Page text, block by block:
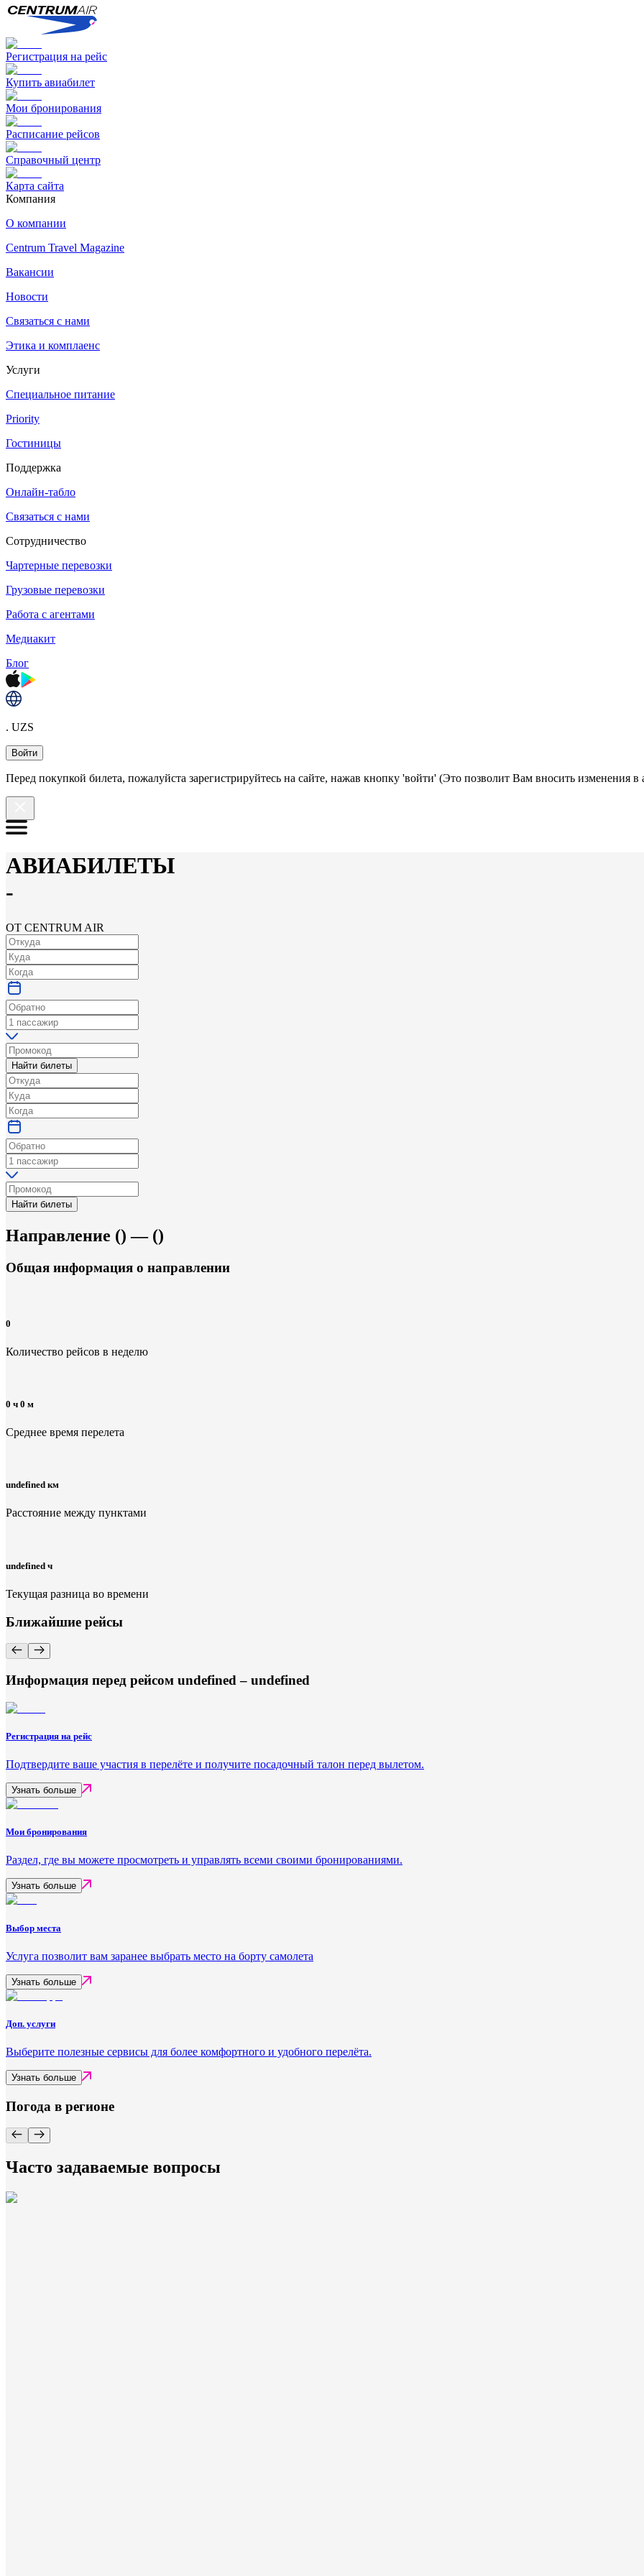
Регистрация на рейс
Купить авиабилет
Мои бронирования
Расписание рейсов
Справочный центр
Карта сайта
Компания
О компании
Centrum Travel Magazine
Вакансии
Новости
Связаться с нами
Этика и комплаенс
Услуги
Специальное питание
Priority
Гостиницы
Поддержка
Онлайн-табло
Связаться с нами
Сотрудничество
Чартерные перевозки
Грузовые перевозки
Работа с агентами
Медиакит
Блог
. UZS
Войти
Перед покупкой билета, пожалуйста зарегистрируйтесь на сайте, нажав кнопку 'войти' (Это позволит Вам вносить изменения в
АВИАБИЛЕТЫ
-
ОТ CENTRUM AIR
Найти билеты
Найти билеты
Направление () — ()
Общая информация о направлении
0
Количество рейсов в неделю
0 ч 0 м
Среднее время перелета
undefined км
Расстояние между пунктами
undefined ч
Текущая разница во времени
Ближайшие рейсы
Информация перед рейсом undefined – undefined
Регистрация на рейс
Подтвердите ваше участия в перелёте и получите посадочный талон перед вылетом.
Узнать больше
Мои бронирования
Раздел, где вы можете просмотреть и управлять всеми своими бронированиями.
Узнать больше
Выбор места
Услуга позволит вам заранее выбрать место на борту самолета
Узнать больше
Доп. услуги
Выберите полезные сервисы для более комфортного и удобного перелёта.
Узнать больше
Погода в регионе
Часто задаваемые вопросы